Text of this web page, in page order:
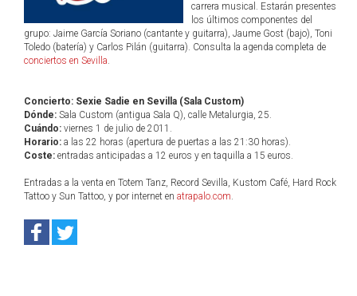
carrera musical. Estarán presentes
los últimos componentes del
grupo: Jaime García Soriano (cantante y guitarra), Jaume Gost (bajo), Toni
Toledo (batería) y Carlos Pilán (guitarra). Consulta la agenda completa de
conciertos en Sevilla.
Concierto: Sexie Sadie en Sevilla (Sala Custom)
Dónde: Sala Custom (antigua Sala Q), calle Metalurgia, 25.
Cuándo: viernes 1 de julio de 2011.
Horario: a las 22 horas (apertura de puertas a las 21:30 horas).
Coste: entradas anticipadas a 12 euros y en taquilla a 15 euros.
Entradas a la venta en Totem Tanz, Record Sevilla, Kustom Café, Hard Rock
Tattoo y Sun Tattoo, y por internet en atrapalo.com.